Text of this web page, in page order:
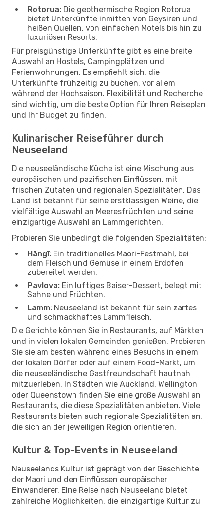
Rotorua: Die geothermische Region Rotorua
bietet Unterkünfte inmitten von Geysiren und
heißen Quellen, von einfachen Motels bis hin zu
luxuriösen Resorts.
Für preisgünstige Unterkünfte gibt es eine breite
Auswahl an Hostels, Campingplätzen und
Ferienwohnungen. Es empfiehlt sich, die
Unterkünfte frühzeitig zu buchen, vor allem
während der Hochsaison. Flexibilität und Recherche
sind wichtig, um die beste Option für Ihren Reiseplan
und Ihr Budget zu finden.
Kulinarischer Reiseführer durch
Neuseeland
Die neuseeländische Küche ist eine Mischung aus
europäischen und pazifischen Einflüssen, mit
frischen Zutaten und regionalen Spezialitäten. Das
Land ist bekannt für seine erstklassigen Weine, die
vielfältige Auswahl an Meeresfrüchten und seine
einzigartige Auswahl an Lammgerichten.
Probieren Sie unbedingt die folgenden Spezialitäten:
Hāngī: Ein traditionelles Maori-Festmahl, bei
dem Fleisch und Gemüse in einem Erdofen
zubereitet werden.
Pavlova: Ein luftiges Baiser-Dessert, belegt mit
Sahne und Früchten.
Lamm: Neuseeland ist bekannt für sein zartes
und schmackhaftes Lammfleisch.
Die Gerichte können Sie in Restaurants, auf Märkten
und in vielen lokalen Gemeinden genießen. Probieren
Sie sie am besten während eines Besuchs in einem
der lokalen Dörfer oder auf einem Food-Markt, um
die neuseeländische Gastfreundschaft hautnah
mitzuerleben. In Städten wie Auckland, Wellington
oder Queenstown finden Sie eine große Auswahl an
Restaurants, die diese Spezialitäten anbieten. Viele
Restaurants bieten auch regionale Spezialitäten an,
die sich an der jeweiligen Region orientieren.
Kultur & Top-Events in Neuseeland
Neuseelands Kultur ist geprägt von der Geschichte
der Maori und den Einflüssen europäischer
Einwanderer. Eine Reise nach Neuseeland bietet
zahlreiche Möglichkeiten, die einzigartige Kultur zu